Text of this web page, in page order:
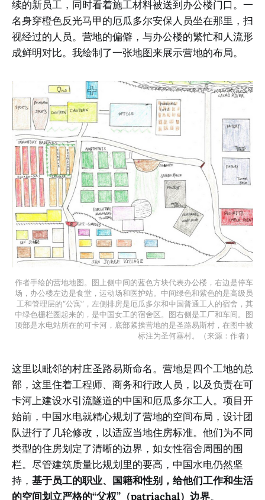
续的新员工，同时看着施工材料被送到办公楼门口。一
名身穿橙色反光马甲的厄瓜多尔安保人员坐在那里，扫
视经过的人员。营地的偏僻，与办公楼的繁忙和人流形
成鲜明对比。我绘制了一张地图来展示营地的布局。
作者手绘的营地地图。图上侧中间的蓝色方块代表办公楼，右边是停车
场，办公楼左边是食堂，运动场和医护站。中间绿色和紫色的是高级员
工和管理层的“公寓”，左侧排房是厄瓜多尔和中国普通工人的宿舍，其
中绿色栅栏圈起来的，是中国女工的宿舍区。图右侧是工厂和车间。图
顶部是水电站所在的可卡河，底部紧挨营地的是圣路易斯村，在图中被
标注为圣何塞村。（来源：作者）
这里以毗邻的村庄圣路易斯命名。营地是四个工地的总
部，这里住着工程师、商务和行政人员，以及负责在可
卡河上建设水引流隧道的中国和厄瓜多尔工人。项目开
始前，中国水电就精心规划了营地的空间布局，设计团
队进行了几轮修改，以适应当地住房标准。他们为不同
类型的住房划定了清晰的边界，如女性宿舍周围的围
栏。尽管建筑质量比规划里的要高，中国水电仍然坚
持， 基于员工的职业、国籍和性别，给他们工作和生活
的空间划立严格的“父权”（patriachal）边界。